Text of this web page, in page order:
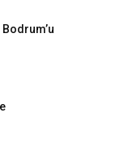
Bodrum’u